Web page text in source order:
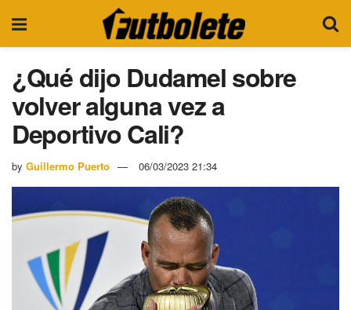
¿Qué dijo Dudamel sobre
volver alguna vez a
Deportivo Cali?
by Guillermo Puerto 06/03/2023 21:34